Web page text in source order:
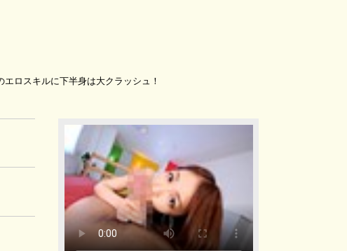
ロスキルに下半身は大クラッシュ！